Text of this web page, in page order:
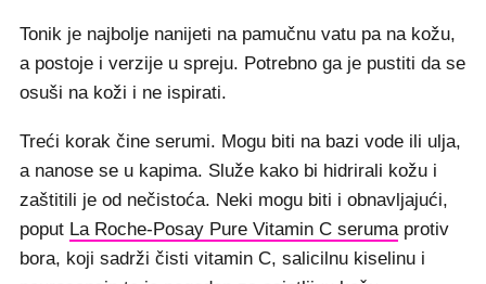
Tonik je najbolje nanijeti na pamučnu vatu pa na kožu,
a postoje i verzije u spreju. Potrebno ga je pustiti da se
osuši na koži i ne ispirati.
Treći korak čine serumi. Mogu biti na bazi vode ili ulja,
a nanose se u kapima. Služe kako bi hidrirali kožu i
zaštitili je od nečistoća. Neki mogu biti i obnavljajući,
poput La Roche-Posay Pure Vitamin C serumaprotiv
bora, koji sadrži čisti vitamin C, salicilnu kiselinu i